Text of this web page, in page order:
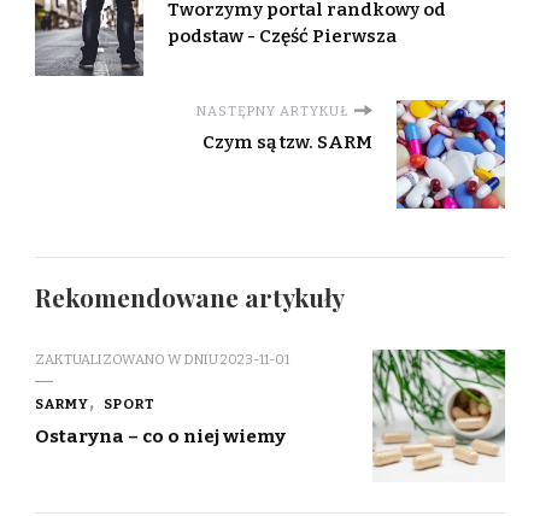
Tworzymy portal randkowy od
podstaw - Część Pierwsza
NASTĘPNY ARTYKUŁ
Czym są tzw. SARM
Rekomendowane artykuły
ZAKTUALIZOWANO W DNIU2023-11-01
SARMY SPORT
Ostaryna – co o niej wiemy